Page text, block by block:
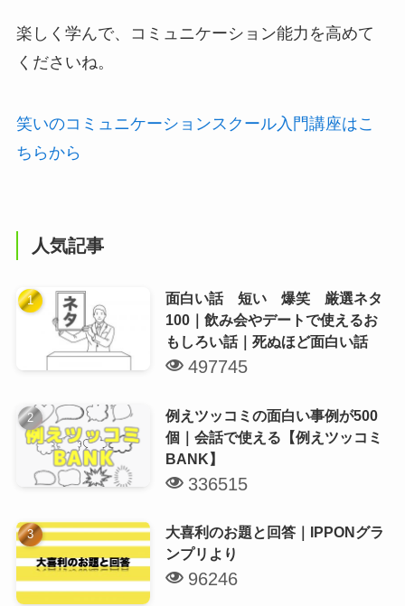
楽しく学んで、コミュニケーション能力を高めて
くださいね。
笑いのコミュニケーションスクール入門講座はこ
ちらから
人気記事
面白い話 短い 爆笑 厳選ネタ
100｜飲み会やデートで使えるお
もしろい話｜死ぬほど面白い話
497745
例えツッコミの面白い事例が500
個｜会話で使える【例えツッコミ
BANK】
336515
大喜利のお題と回答｜IPPONグラ
ンプリより
96246